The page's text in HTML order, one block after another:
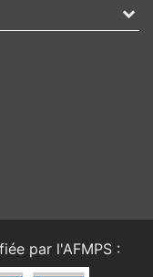
par l'AFMPS :